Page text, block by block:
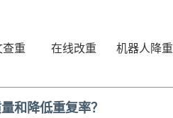
重 在线改重 机器人降重
和降低重复率？